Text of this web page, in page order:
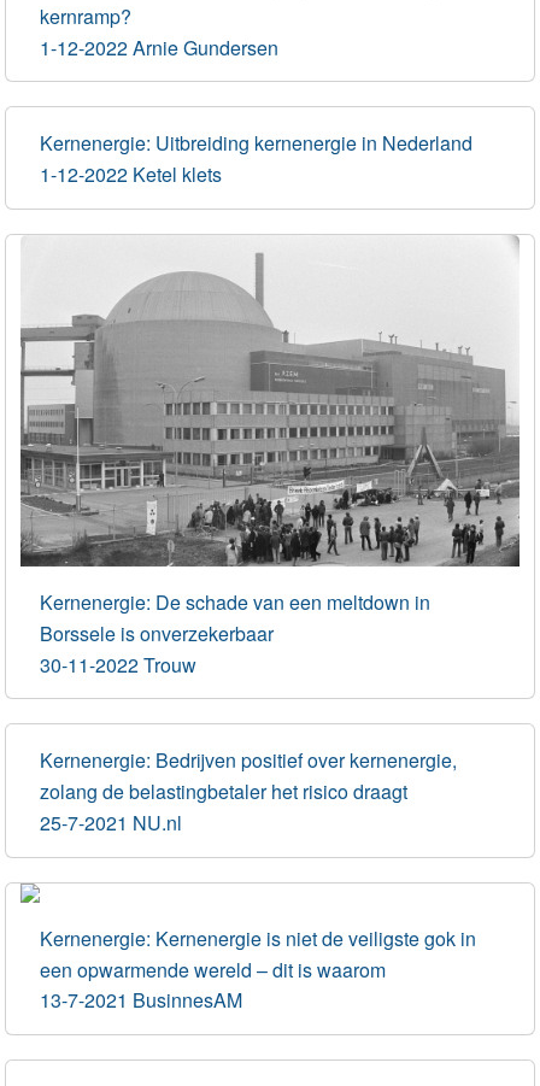
kernramp?
1-12-2022 Arnie Gundersen
Kernenergie: Uitbreiding kernenergie in Nederland
1-12-2022 Ketel klets
Kernenergie: De schade van een meltdown in
Borssele is onverzekerbaar
30-11-2022 Trouw
Kernenergie: Bedrijven positief over kernenergie,
zolang de belastingbetaler het risico draagt
25-7-2021 NU.nl
Kernenergie: Kernenergie is niet de veiligste gok in
een opwarmende wereld – dit is waarom
13-7-2021 BusinnesAM